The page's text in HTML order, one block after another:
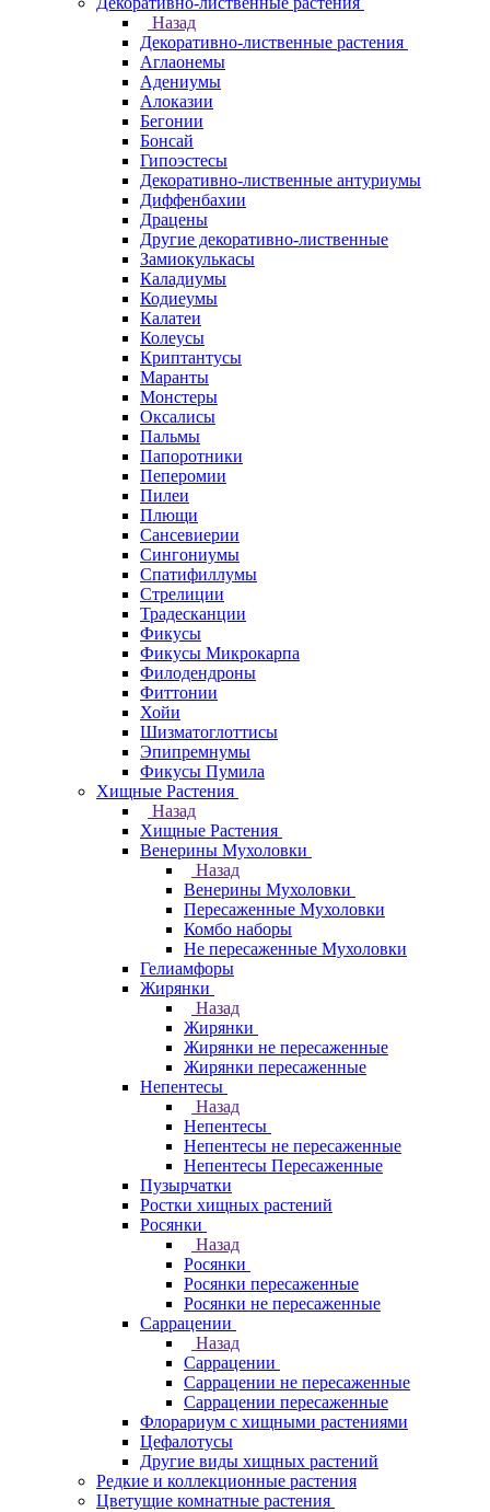
Назад
Декоративно-лиственные растения
Аглаонемы
Адениумы
Алоказии
Бегонии
Бонсай
Гипоэстесы
Декоративно-лиственные антуриумы
Диффенбахии
Драцены
Другие декоративно-лиственные
Замиокулькасы
Каладиумы
Кодиеумы
Калатеи
Колеусы
Криптантусы
Маранты
Монстеры
Оксалисы
Пальмы
Папоротники
Пеперомии
Пилеи
Плющи
Сансевиерии
Сингониумы
Спатифиллумы
Стрелиции
Традесканции
Фикусы
Фикусы Микрокарпа
Филодендроны
Фиттонии
Хойи
Шизматоглоттисы
Эпипремнумы
Фикусы Пумила
Хищные Растения
Назад
Хищные Растения
Венерины Мухоловки
Назад
Венерины Мухоловки
Пересаженные Мухоловки
Комбо наборы
Не пересаженные Мухоловки
Гелиамфоры
Жирянки
Назад
Жирянки
Жирянки не пересаженные
Жирянки пересаженные
Непентесы
Назад
Непентесы
Непентесы не пересаженные
Непентесы Пересаженные
Пузырчатки
Ростки хищных растений
Росянки
Назад
Росянки
Росянки пересаженные
Росянки не пересаженные
Саррацении
Назад
Саррацении
Саррацении не пересаженные
Саррацении пересаженные
Флорариум с хищными растениями
Цефалотусы
Другие виды хищных растений
Редкие и коллекционные растения
Цветущие комнатные растения